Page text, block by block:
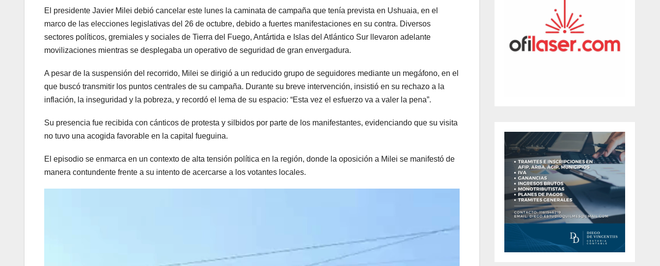
El presidente Javier Milei debió cancelar este lunes la caminata de campaña que tenía prevista en Ushuaia, en el
marco de las elecciones legislativas del 26 de octubre, debido a fuertes manifestaciones en su contra. Diversos
sectores políticos, gremiales y sociales de Tierra del Fuego, Antártida e Islas del Atlántico Sur llevaron adelante
movilizaciones mientras se desplegaba un operativo de seguridad de gran envergadura.
A pesar de la suspensión del recorrido, Milei se dirigió a un reducido grupo de seguidores mediante un megáfono, en el
que buscó transmitir los puntos centrales de su campaña. Durante su breve intervención, insistió en su rechazo a la
inflación, la inseguridad y la pobreza, y recordó el lema de su espacio: “Esta vez el esfuerzo va a valer la pena”.
Su presencia fue recibida con cánticos de protesta y silbidos por parte de los manifestantes, evidenciando que su visita
no tuvo una acogida favorable en la capital fueguina.
El episodio se enmarca en un contexto de alta tensión política en la región, donde la oposición a Milei se manifestó de
manera contundente frente a su intento de acercarse a los votantes locales.